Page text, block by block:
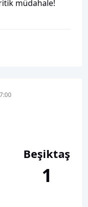
müdahale!
Beşiktaş
1